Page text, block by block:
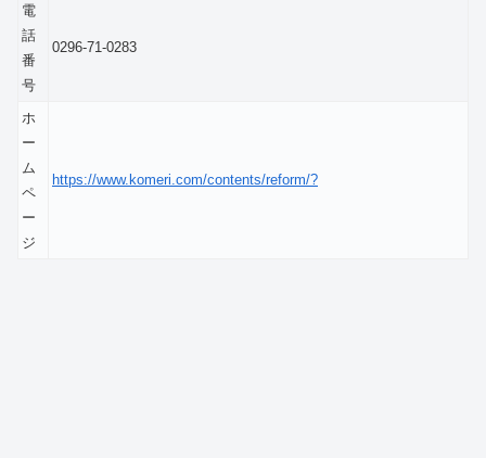
電
話
番
号
0296-71-0283
ホ
ー
ム
ペ
ー
ジ
https://www.komeri.com/contents/reform/?